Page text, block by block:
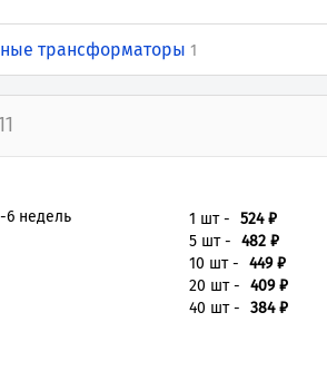
трансформаторы 1
6 недель 1 шт - 524 ₽
5 шт - 482 ₽
10 шт - 449 ₽
20 шт - 409 ₽
40 шт - 384 ₽